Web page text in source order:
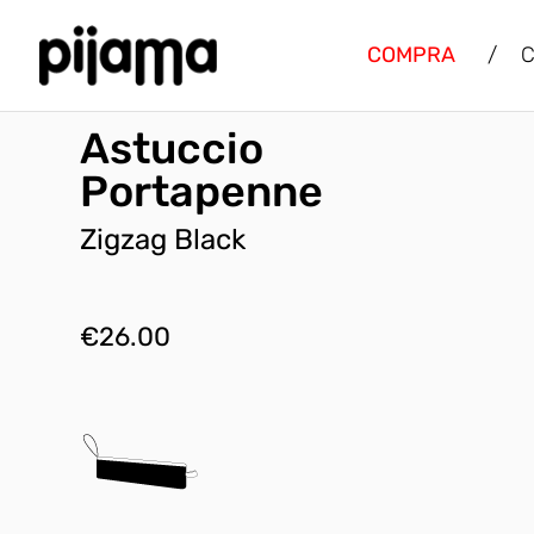
COMPRA /
Astuccio
Portapenne
Zigzag Black
€26.00